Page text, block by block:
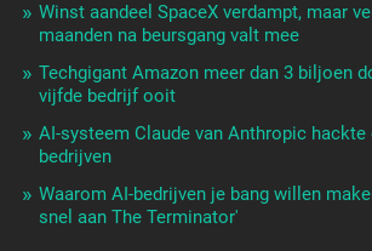
Winst aandeel SpaceX verdampt, maar
maanden na beursgang valt mee
Techgigant Amazon meer dan 3 biljoen
vijfde bedrijf ooit
AI-systeem Claude van Anthropic
bedrijven
Waarom AI-bedrijven je bang willen
snel aan The Terminator'